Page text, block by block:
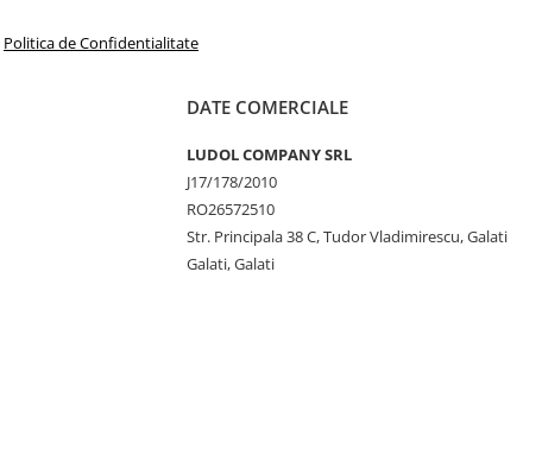
Politica de Confidentialitate
DATE COMERCIALE
LUDOL COMPANY SRL
J17/178/2010
RO26572510
Str. Principala 38 C, Tudor Vladimirescu, Galati
Galati, Galati